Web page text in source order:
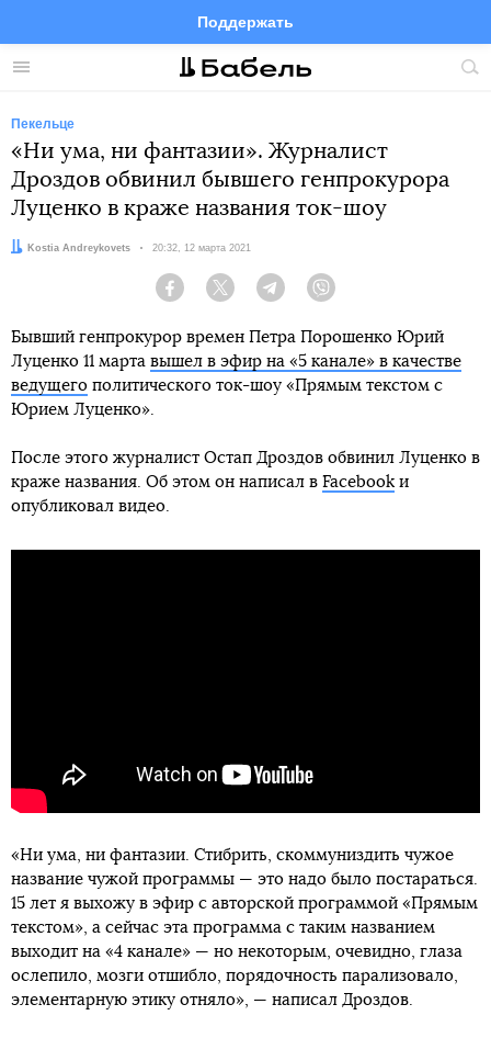
Меню
Поддержать
FacebookTelegramTwitter
Пекельце
«Ни ума, ни фантазии». Журналист
Дроздов обвинил бывшего генпрокурора
Луценко в краже названия ток-шоу
Автор:Kostia Andreykovets Дата:
20:32, 12 марта 2021
Facebook Twitter Telegram
Бывший генпрокурор времен Петра Порошенко Юрий
Луценко 11 марта вышел в эфир на «5 канале» в качестве
ведущего политического ток-шоу «Прямым текстом с
Юрием Луценко».
После этого журналист Остап Дроздов обвинил Луценко в
краже названия. Об этом он написал в Facebook и
опубликовал видео.
«Ни ума, ни фантазии. Стибрить, скоммуниздить чужое
название чужой программы — это надо было постараться.
15 лет я выхожу в эфир с авторской программой «Прямым
текстом», а сейчас эта программа с таким названием
выходит на «4 канале» — но некоторым, очевидно, глаза
ослепило, мозги отшибло, порядочность парализовало,
элементарную этику отняло», — написал Дроздов.